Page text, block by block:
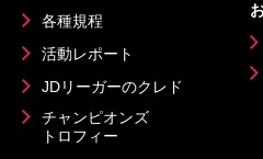
各種規程
活動レポート
JDリーガーのクレド
チャンピオンズ
トロフィー